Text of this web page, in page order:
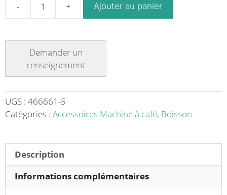
quantité
de
100
pastilles
(1
à
café
Conti
Ajouter au panier
UGS : 466661-5
Catégories : Accessoires Machine à café, Boisson
Description
Informations complémentaires